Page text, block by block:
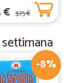
02/09/2019
€ 3,75 €
-8%